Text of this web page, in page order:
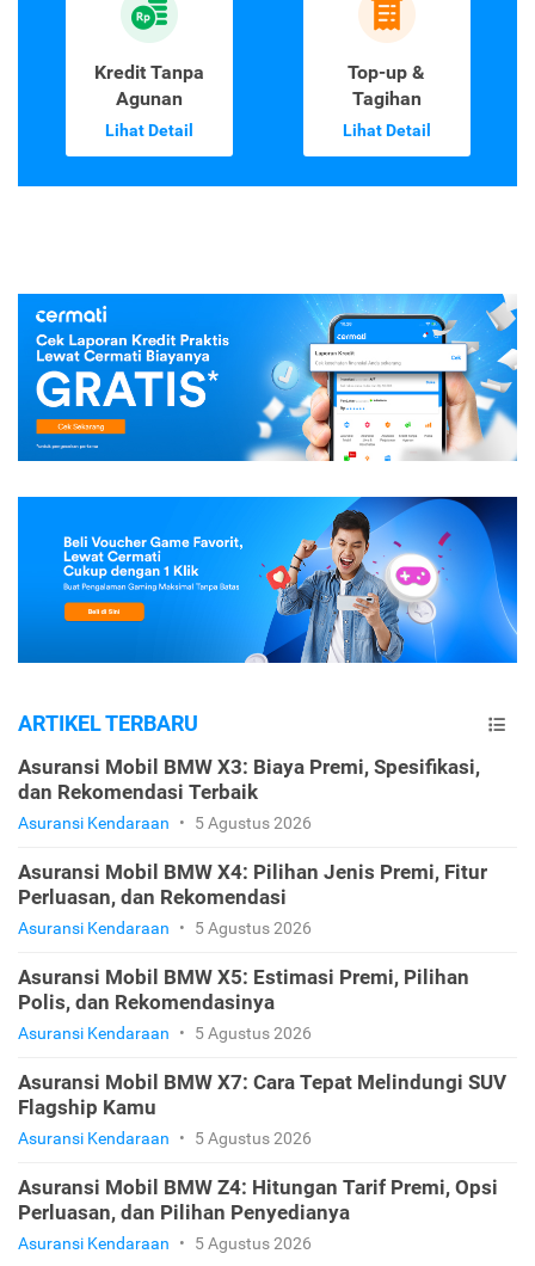
Kredit Tanpa
Agunan
Lihat Detail
Top-up &
Tagihan
Lihat Detail
ARTIKEL TERBARU
Asuransi Mobil BMW X3: Biaya Premi, Spesifikasi,
dan Rekomendasi Terbaik
Asuransi Kendaraan • 5 Agustus 2026
Asuransi Mobil BMW X4: Pilihan Jenis Premi, Fitur
Perluasan, dan Rekomendasi
Asuransi Kendaraan • 5 Agustus 2026
Asuransi Mobil BMW X5: Estimasi Premi, Pilihan
Polis, dan Rekomendasinya
Asuransi Kendaraan • 5 Agustus 2026
Asuransi Mobil BMW X7: Cara Tepat Melindungi SUV
Flagship Kamu
Asuransi Kendaraan • 5 Agustus 2026
Asuransi Mobil BMW Z4: Hitungan Tarif Premi, Opsi
Perluasan, dan Pilihan Penyedianya
Asuransi Kendaraan • 5 Agustus 2026